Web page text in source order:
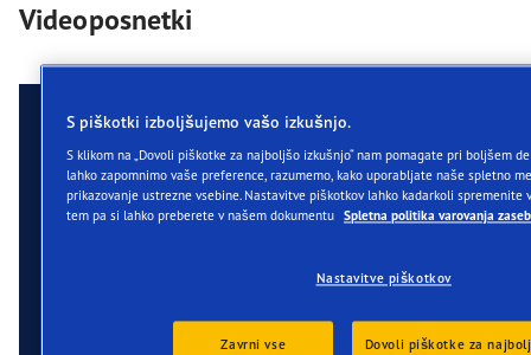
Videoposnetki
S piškotki izboljšujemo vašo izkušnjo.
S klikom na „Dovoli piškotke za najboljšo izkušnjo“ nam pomagate pri boljšem
lahko zapomnimo vaše preference, razumemo, kako uporabljate naše spletno
prikazovanje ustrezne vsebine. Nastavitve piškotkov lahko kadarkoli spremenite
tem pa si lahko preberete v našem dokumentu Spletna politika varovanja
Nastavitve piškotkov
Zavrni vse Dovoli piškotke za